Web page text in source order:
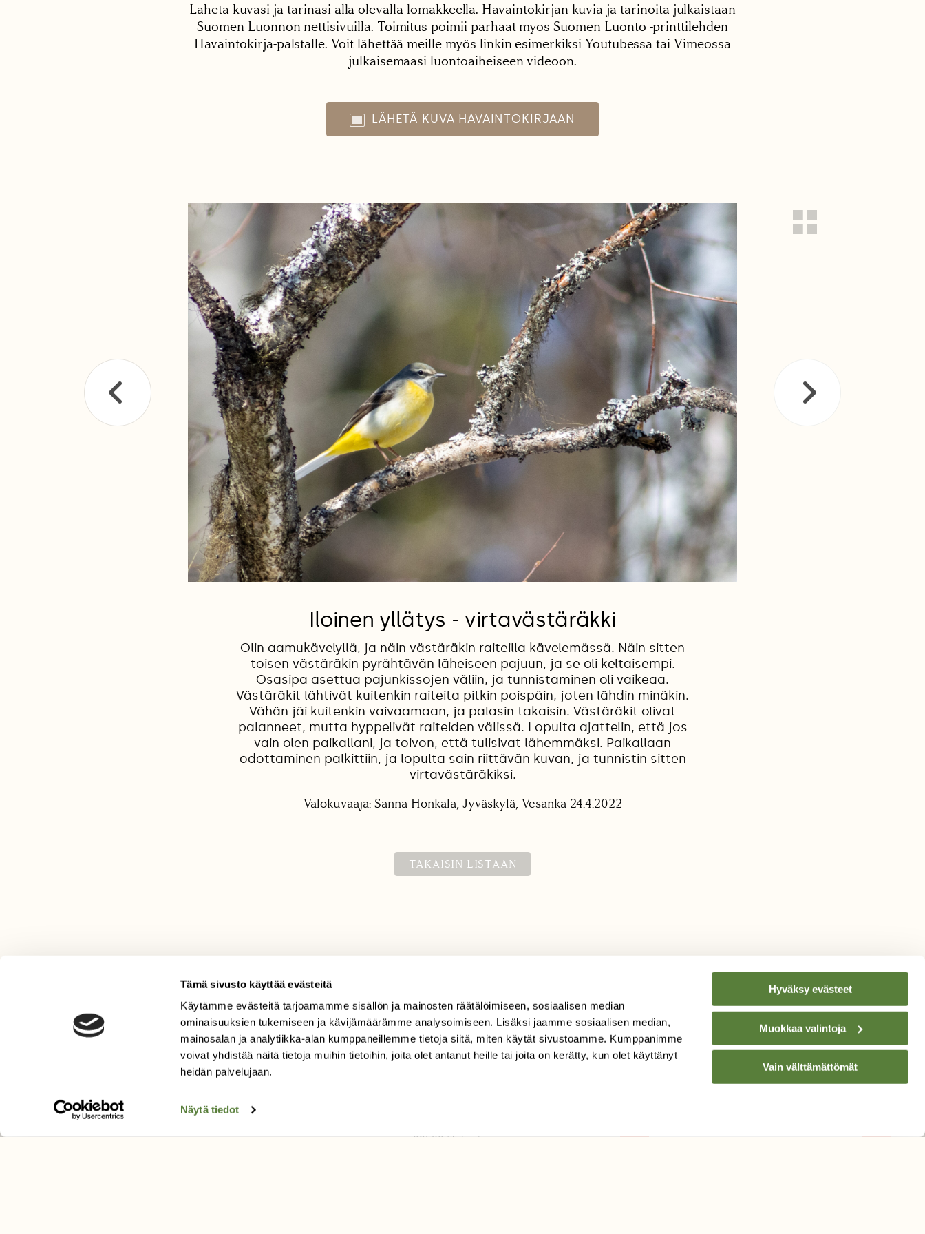
Tämä sivusto käyttää evästeitä
Käytämme evästeitä tarjoamamme sisällön ja mainosten räätälöimiseen, sosiaalisen median
ominaisuuksien tukemiseen ja kävijämäärämme analysoimiseen. Lisäksi jaamme sosiaalisen median,
mainosalan ja analytiikka-alan kumppaneillemme tietoja siitä, miten käytät sivustoamme. Kumppanimme
voivat yhdistää näitä tietoja muihin tietoihin, joita olet antanut heille tai joita on kerätty, kun olet käyttänyt
heidän palvelujaan.
Näytä tiedot
Hyväksy evästeet
Muokkaa valintoja
Vain välttämättömät
Lähetä kuvasi ja tarinasi alla olevalla lomakkeella. Havaintokirjan kuvia ja tarinoita julkaistaan
Suomen Luonnon nettisivuilla. Toimitus poimii parhaat myös Suomen Luonto -printtilehden
Havaintokirja-palstalle. Voit lähettää meille myös linkin esimerkiksi Youtubessa tai Vimeossa
julkaisemaasi luontoaiheiseen videoon.
LÄHETÄ KUVA HAVAINTOKIRJAAN
Iloinen yllätys - virtavästäräkki
Olin aamukävelyllä, ja näin västäräkin raiteilla kävelemässä. Näin sitten
toisen västäräkin pyrähtävän läheiseen pajuun, ja se oli keltaisempi.
Osasipa asettua pajunkissojen väliin, ja tunnistaminen oli vaikeaa.
Västäräkit lähtivät kuitenkin raiteita pitkin poispäin, joten lähdin minäkin.
Vähän jäi kuitenkin vaivaamaan, ja palasin takaisin. Västäräkit olivat
palanneet, mutta hyppelivät raiteiden välissä. Lopulta ajattelin, että jos
vain olen paikallani, ja toivon, että tulisivat lähemmäksi. Paikallaan
odottaminen palkittiin, ja lopulta sain riittävän kuvan, ja tunnistin sitten
virtavästäräkiksi.
Valokuvaaja: Sanna Honkala, Jyväskylä, Vesanka 24.4.2022
TAKAISIN LISTAAN
LEHTI
Uusin lehti
Tilaa Suomen Luonto
Tilaa digilukuoikeus
Tilaa uutiskirje
TILAAJAPALVELU
tilaajapalvelu@sll.fi
(09) 228 08 210 (arkisin
00580 Helsinki
TILAASUOMEN
LUONNON UUTIS­KIRJE